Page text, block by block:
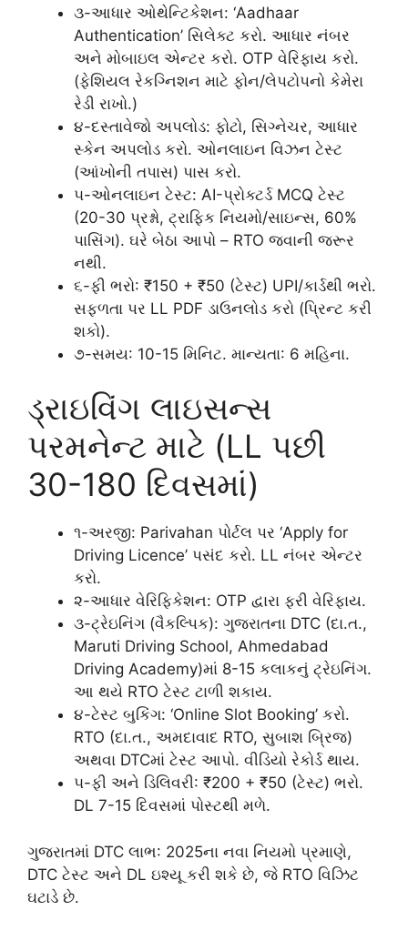
૩-આધાર ઓથેન્ટિકેશન: ‘Aadhaar
Authentication’ સિલેક્ટ કરો. આધાર નંબર
અને મોબાઇલ એન્ટર કરો. OTP વેરિફાય કરો.
(ફેશિયલ રેકગ્નિશન માટે ફોન/લેપટોપનો કેમેરા
રેડી રાખો.)
૪-દસ્તાવેજો અપલોડ: ફોટો, સિગ્નેચર, આધાર
સ્કેન અપલોડ કરો. ઓનલાઇન વિઝન ટેસ્ટ
(આંખોની તપાસ) પાસ કરો.
૫-ઓનલાઇન ટેસ્ટ: AI-પ્રોક્ટર્ડ MCQ ટેસ્ટ
(20-30 પ્રશ્નો, ટ્રાફિક નિયમો/સાઇન્સ, 60%
પાસિંગ). ઘરે બેઠા આપો – RTO જવાની જરૂર
નથી.
૬-ફી ભરો: ₹150 + ₹50 (ટેસ્ટ) UPI/કાર્ડથી ભરો.
સફળતા પર LL PDF ડાઉનલોડ કરો (પ્રિન્ટ કરી
શકો).
૭-સમય: 10-15 મિનિટ. માન્યતા: 6 મહિના.
ડ્રાઇવિંગ લાઇસન્સ
પરમનેન્ટ માટે (LL પછી
30-180 દિવસમાં)
૧-અરજી: Parivahan પોર્ટલ પર ‘Apply for
Driving Licence’ પસંદ કરો. LL નંબર એન્ટર
કરો.
૨-આધાર વેરિફિકેશન: OTP દ્વારા ફરી વેરિફાય.
૩-ટ્રેઇનિંગ (વૈકલ્પિક): ગુજરાતના DTC (દા.ત.,
Maruti Driving School, Ahmedabad
Driving Academy)માં 8-15 કલાકનું ટ્રેઇનિંગ.
આ થયે RTO ટેસ્ટ ટાળી શકાય.
૪-ટેસ્ટ બુકિંગ: ‘Online Slot Booking’ કરો.
RTO (દા.ત., અમદાવાદ RTO, સુબાશ બ્રિજ)
અથવા DTCમાં ટેસ્ટ આપો. વીડિયો રેકોર્ડ થાય.
૫-ફી અને ડિલિવરી: ₹200 + ₹50 (ટેસ્ટ) ભરો.
DL 7-15 દિવસમાં પોસ્ટથી મળે.
ગુજરાતમાં DTC લાભ: 2025ના નવા નિયમો પ્રમાણે,
DTC ટેસ્ટ અને DL ઇશ્યૂ કરી શકે છે, જે RTO વિઝિટ
ઘટાડે છે.